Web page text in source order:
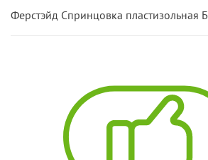
Ферстэйд Спринцовка пластизольная